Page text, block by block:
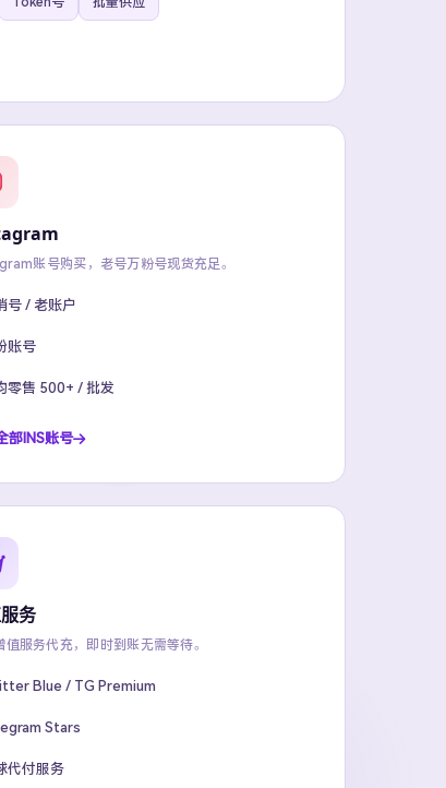
账号购买，老号万粉号现货充足。
号 / 老账户
账号
零售 500+ / 批发
部INS账号
务
值服务代充，即时到账无需等待。
Blue / TG Premium
Stars
代付服务